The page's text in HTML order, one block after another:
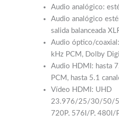
Audio analógico:
Audio analógico
salida balanceada
Audio óptico/
kHz PCM, Dolby
Audio HDMI: hasta
PCM, hasta 5.1
Vídeo HDMI: UHD
23.976/25/30/50/
720P, 576I/P, 480I/